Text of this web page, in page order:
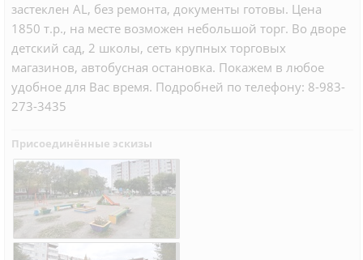
застеклен AL, без ремонта, документы готовы. Цена
1850 т.р., на месте возможен небольшой торг. Во дворе
детский сад, 2 школы, сеть крупных торговых
магазинов, автобусная остановка. Покажем в любое
удобное для Вас время. Подробней по телефону: 8-983-
273-3435
Присоединённые эскизы